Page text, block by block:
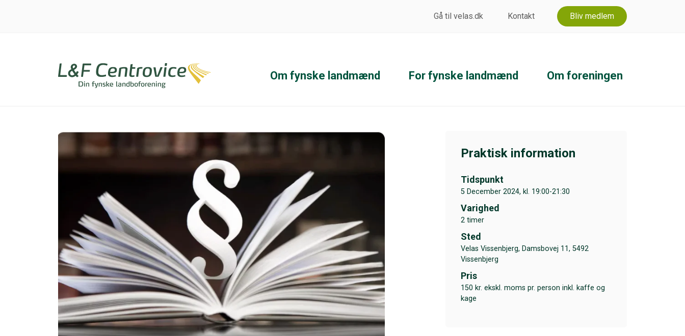
Gå til velas.dk Kontakt Bliv medlem
Om fynske landmænd For fynske landmænd Om foreningen
Praktisk information
Tidspunkt
5 December 2024, kl. 19:00-21:30
Varighed
2 timer
Sted
Velas Vissenbjerg, Damsbovej 11, 5492
Vissenbjerg
Pris
150 kr. ekskl. moms pr. person inkl. kaffe og
kage